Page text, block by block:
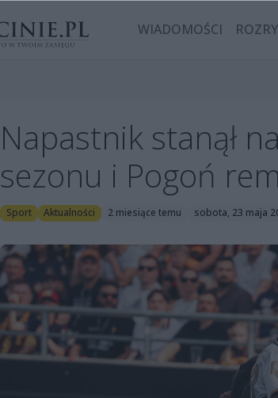
WIADOMOŚCI
Napastnik stanął
sezonu i Pogoń
Sport Aktualności 2 miesiące temu sobota, 23 maja